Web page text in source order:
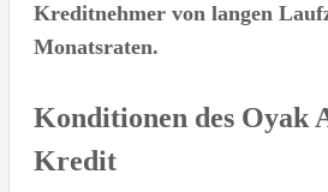
Kreditnehmer von langen
Monatsraten.
Konditionen des Oyak
Kredit